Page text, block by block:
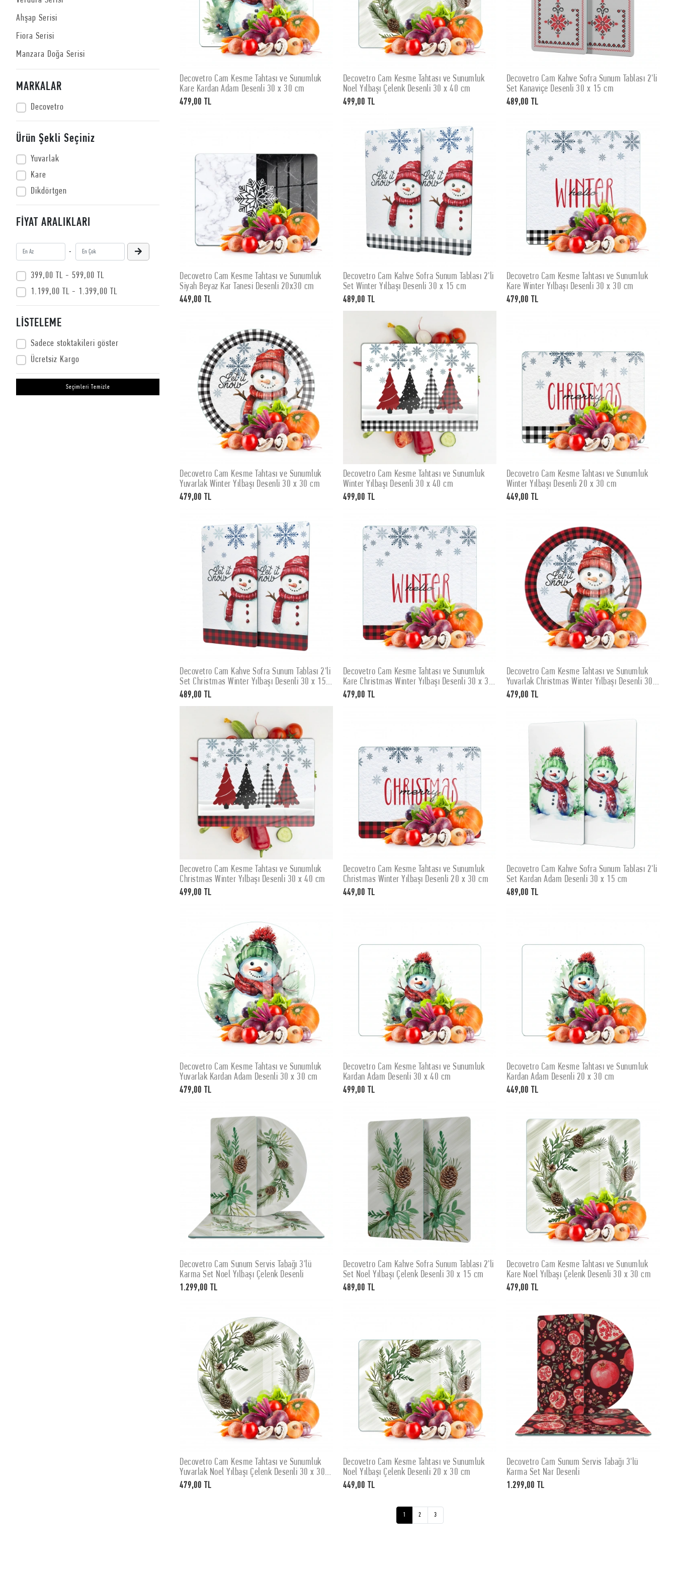
Ahşap Serisi
Fiora Serisi
Manzara Doğa Serisi
MARKALAR
Decovetro
Ürün Şekli Seçiniz
Yuvarlak
Kare
Dikdörtgen
FİYAT ARALIKLARI
-
399,00 TL - 599,00 TL
1.199,00 TL - 1.399,00 TL
LİSTELEME
Sadece stoktakileri göster
Ücretsiz Kargo
Seçimleri Temizle
SEPETE EKLE
Decovetro Cam Kesme Tahtası ve Sunumluk
Kare Kardan Adam Desenli 30 x 30 cm
479,00 TL
SEPETE EKLE
Decovetro Cam Kesme Tahtası ve Sunumluk
Noel Yılbaşı Çelenk Desenli 30 x 40 cm
499,00 TL
SEPETE EKLE
Decovetro Cam Kahve Sofra Sunum Tablası 2'li
Set Kanaviçe Desenli 30 x 15 cm
489,00 TL
SEPETE EKLE
Decovetro Cam Kesme Tahtası ve Sunumluk
Siyah Beyaz Kar Tanesi Desenli 20x30 cm
449,00 TL
SEPETE EKLE
Decovetro Cam Kahve Sofra Sunum Tablası 2'li
Set Winter Yılbaşı Desenli 30 x 15 cm
489,00 TL
SEPETE EKLE
Decovetro Cam Kesme Tahtası ve Sunumluk
Kare Winter Yılbaşı Desenli 30 x 30 cm
479,00 TL
SEPETE EKLE
Decovetro Cam Kesme Tahtası ve Sunumluk
Yuvarlak Winter Yılbaşı Desenli 30 x 30 cm
479,00 TL
SEPETE EKLE
Decovetro Cam Kesme Tahtası ve Sunumluk
Winter Yılbaşı Desenli 30 x 40 cm
499,00 TL
SEPETE EKLE
Decovetro Cam Kesme Tahtası ve Sunumluk
Winter Yılbaşı Desenli 20 x 30 cm
449,00 TL
SEPETE EKLE
Decovetro Cam Kahve Sofra Sunum Tablası 2'li
Set Christmas Winter Yılbaşı Desenli 30 x 15
cm
489,00 TL
SEPETE EKLE
Decovetro Cam Kesme Tahtası ve Sunumluk
Kare Christmas Winter Yılbaşı Desenli 30 x 30
cm
479,00 TL
SEPETE EKLE
Decovetro Cam Kesme Tahtası ve Sunumluk
Yuvarlak Christmas Winter Yılbaşı Desenli 30 x
30 cm
479,00 TL
SEPETE EKLE
Decovetro Cam Kesme Tahtası ve Sunumluk
Christmas Winter Yılbaşı Desenli 30 x 40 cm
499,00 TL
SEPETE EKLE
Decovetro Cam Kesme Tahtası ve Sunumluk
Christmas Winter Yılbaşı Desenli 20 x 30 cm
449,00 TL
SEPETE EKLE
Decovetro Cam Kahve Sofra Sunum Tablası 2'li
Set Kardan Adam Desenli 30 x 15 cm
489,00 TL
SEPETE EKLE
Decovetro Cam Kesme Tahtası ve Sunumluk
Yuvarlak Kardan Adam Desenli 30 x 30 cm
479,00 TL
SEPETE EKLE
Decovetro Cam Kesme Tahtası ve Sunumluk
Kardan Adam Desenli 30 x 40 cm
499,00 TL
SEPETE EKLE
Decovetro Cam Kesme Tahtası ve Sunumluk
Kardan Adam Desenli 20 x 30 cm
449,00 TL
SEPETE EKLE
Decovetro Cam Sunum Servis Tabağı 3'lü
Karma Set Noel Yılbaşı Çelenk Desenli
1.299,00 TL
SEPETE EKLE
Decovetro Cam Kahve Sofra Sunum Tablası 2'li
Set Noel Yılbaşı Çelenk Desenli 30 x 15 cm
489,00 TL
SEPETE EKLE
Decovetro Cam Kesme Tahtası ve Sunumluk
Kare Noel Yılbaşı Çelenk Desenli 30 x 30 cm
479,00 TL
SEPETE EKLE
Decovetro Cam Kesme Tahtası ve Sunumluk
Yuvarlak Noel Yılbaşı Çelenk Desenli 30 x 30
cm
479,00 TL
SEPETE EKLE
Decovetro Cam Kesme Tahtası ve Sunumluk
Noel Yılbaşı Çelenk Desenli 20 x 30 cm
449,00 TL
SEPETE EKLE
Decovetro Cam Sunum Servis Tabağı 3'lü
Karma Set Nar Desenli
1.299,00 TL
1 2 3